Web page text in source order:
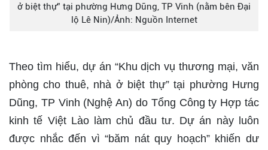
ở biệt thự” tại phường Hưng Dũng, TP Vinh (nằm bên Đại
lộ Lê Nin)/Ảnh: Nguồn Internet
Theo tìm hiểu, dự án “Khu dịch vụ thương mại, văn
phòng cho thuê, nhà ở biệt thự” tại phường Hưng
Dũng, TP Vinh (Nghệ An) do Tổng Công ty Hợp tác
kinh tế Việt Lào làm chủ đầu tư. Dự án này luôn
được nhắc đến vì “băm nát quy hoạch” khiến dư